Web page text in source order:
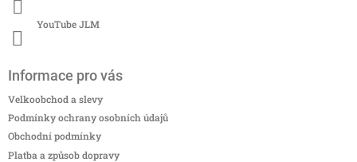
YouTube JLM
Informace pro vás
Velkoobchod a slevy
Podmínky ochrany osobních údajů
Obchodní podmínky
Platba a způsob dopravy